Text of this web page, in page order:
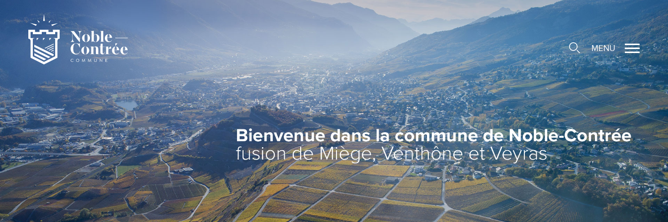
Noble-Contrée
Présentation de la commune
Noble-Contrée en chiffres
Pactes d’amitié
Journal "en commun"
Application mobile
Actualités
Administration
Autorités
Administration communale
Guichet d’accueil
Finances et fiscalité
Edilité et constructions
Travaux publics
Vie locale
Associations/Sociétés locales
Economie
Ecoles et Structure d'Accueil de
l'Enfance
Santé et social
Vie religieuse
>
MENU